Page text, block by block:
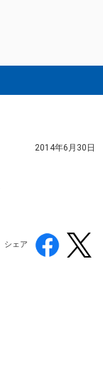
2014年6月30日
シェア